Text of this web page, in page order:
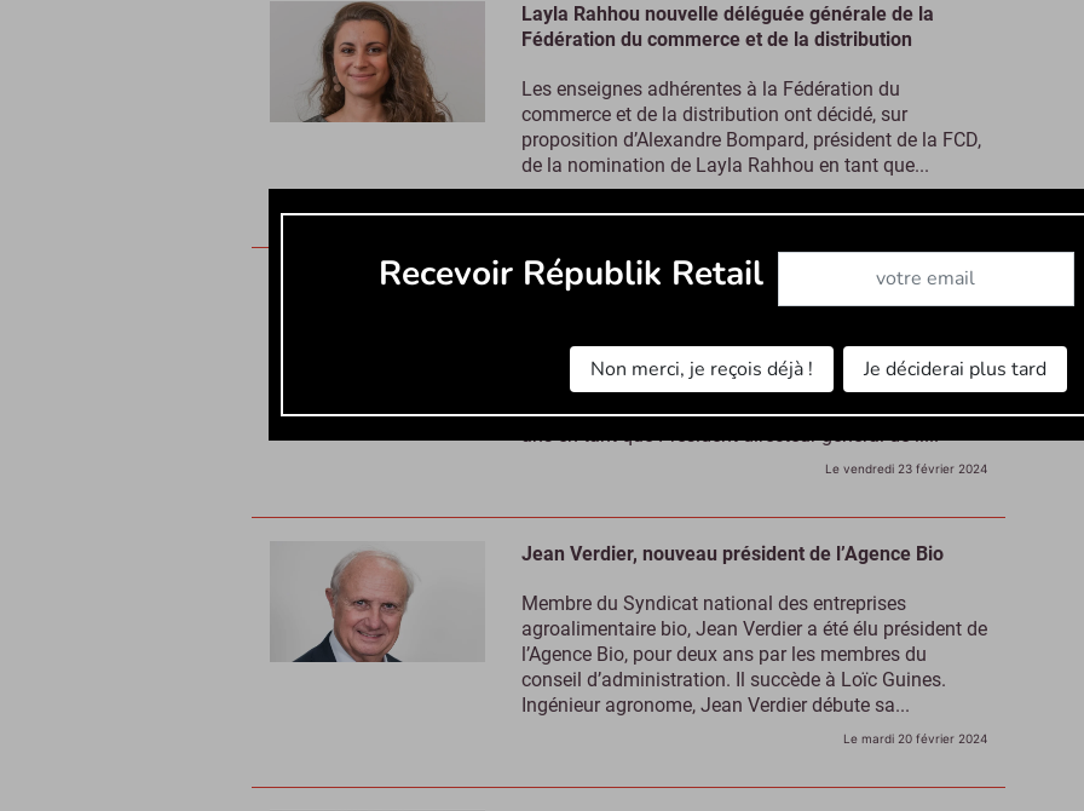
Layla Rahhou nouvelle déléguée générale de la
Fédération du commerce et de la distribution
Les enseignes adhérentes à la Fédération du
commerce et de la distribution ont décidé, sur
proposition d’Alexandre Bompard, président de la FCD,
de la nomination de Layla Rahhou en tant que...
Marc Ténart annonce son départ de la présidence de
Marc Ténart vient d’annoncer son départ après trois
ans à la tête de l’enseigne, et la reprise de Lapeyre par
le fonds Mutares auprès de Saint-Gobain. "Après trois
ans en tant que Président-directeur général de il...
Le vendredi 23 février 2024
Jean Verdier, nouveau président de l’Agence Bio
Membre du Syndicat national des entreprises
agroalimentaire bio, Jean Verdier a été élu président de
l’Agence Bio, pour deux ans par les membres du
conseil d’administration. Il succède à Loïc Guines.
Ingénieur agronome, Jean Verdier débute sa...
Le mardi 20 février 2024
Recevoir Républik Retail Abonnez-vous à notre
Non merci, je reçois déjà ! Je déciderai plus tard